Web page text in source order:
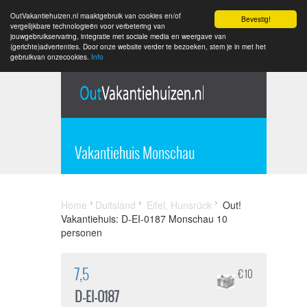
Bevestig!
OutVakantiehuizen.nl maaktgebruik van cookies en/of
vergelijkbare technologieën voor verbetering van
jouwgebruikservaring, integratie met sociale media en weergave van
(gerichte)advertenties. Door onze website verder te bezoeken, stem je in met het
gebruikvan onzecookies. Info
Vakantiehuis Monschau
Home Duitsland Eifel, Hunsrück
Out!
Vakantiehuis: D-EI-0187 Monschau 10
personen
7,5
D-EI-0187
€ 10